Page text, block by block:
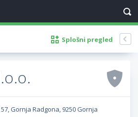
Splošni pregled
Gornja Radgona, 9250 Gornja